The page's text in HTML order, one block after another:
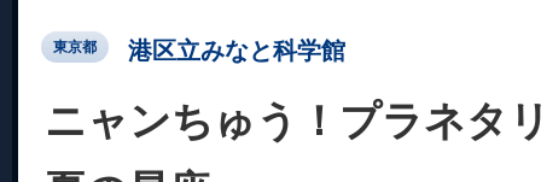
東京都 港区立みなと科学館
ニャンちゅう！プラネタ